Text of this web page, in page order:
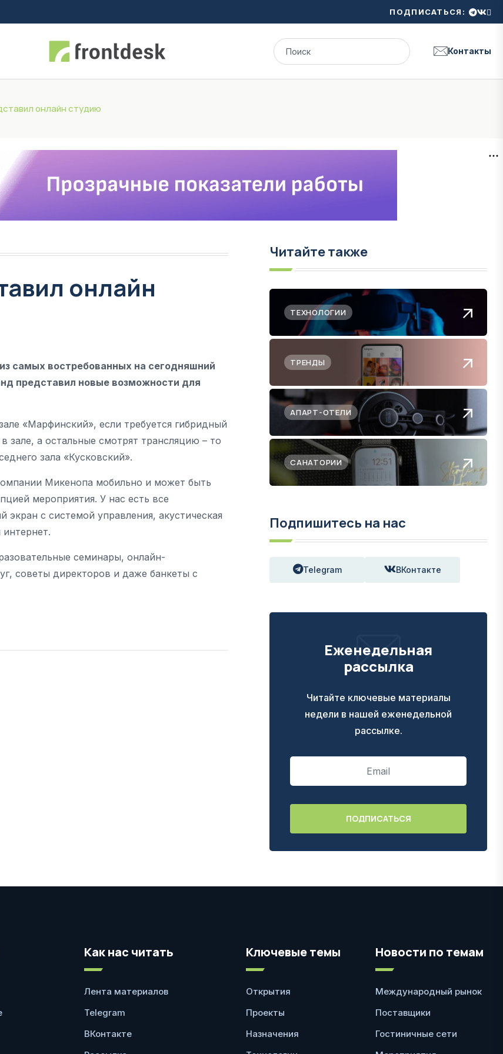
ПОДПИСАТЬСЯ:
Контакты
онлайн студию
онлайн
самых востребованных на сегодняшний
представил новые возможности для
«Марфинский», если требуется гибридный
зале, а остальные смотрят трансляцию – то
зала «Кусковский».
Микенопа мобильно и может быть
мероприятия. У нас есть все
с системой управления, акустическая
семинары, онлайн-
советы директоров и даже банкеты с
Читайте также
ТЕХНОЛОГИИ
ТРЕНДЫ
АПАРТ-ОТЕЛИ
САНАТОРИИ
Подпишитесь на нас
Telegram ВКонтакте
Еженедельная
рассылка
Читайте ключевые материалы
недели в нашей еженедельной
рассылке.
Как нас читать
Лента материалов
Telegram
ВКонтакте
Ключевые темы
Открытия
Проекты
Назначения
Новости по темам
Международный рынок
Поставщики
Гостиничные сети